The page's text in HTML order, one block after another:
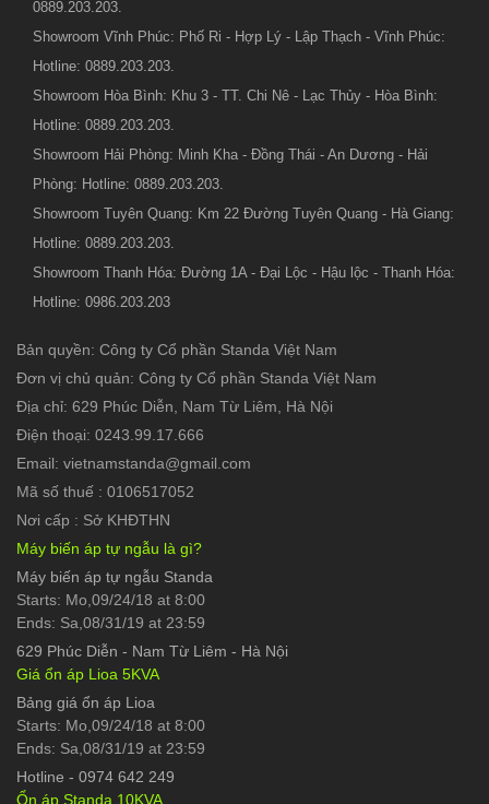
0889.203.203.
Showroom Vĩnh Phúc: Phố Ri - Hợp Lý - Lập Thạch - Vĩnh Phúc:
Hotline: 0889.203.203.
Showroom Hòa Bình: Khu 3 - TT. Chi Nê - Lạc Thủy - Hòa Bình:
Hotline: 0889.203.203.
Showroom Hải Phòng: Minh Kha - Đồng Thái - An Dương - Hải
Phòng: Hotline: 0889.203.203.
Showroom Tuyên Quang: Km 22 Đường Tuyên Quang - Hà Giang:
Hotline: 0889.203.203.
Showroom Thanh Hóa: Đường 1A - Đại Lộc - Hậu lộc - Thanh Hóa:
Hotline: 0986.203.203
Bản quyền: Công ty Cổ phần Standa Việt Nam
Đơn vị chủ quản: Công ty Cổ phần Standa Việt Nam
Địa chỉ: 629 Phúc Diễn, Nam Từ Liêm, Hà Nội
Điện thoại: 0243.99.17.666
Email: vietnamstanda@gmail.com
Mã số thuế : 0106517052
Nơi cấp : Sở KHĐTHN
Máy biến áp tự ngẫu là gì?
Máy biến áp tự ngẫu Standa
Starts: Mo,09/24/18 at 8:00
Ends: Sa,08/31/19 at 23:59
629 Phúc Diễn - Nam Từ Liêm - Hà Nội
Giá ổn áp Lioa 5KVA
Bảng giá ổn áp Lioa
Starts: Mo,09/24/18 at 8:00
Ends: Sa,08/31/19 at 23:59
Hotline - 0974 642 249
Ổn áp Standa 10KVA